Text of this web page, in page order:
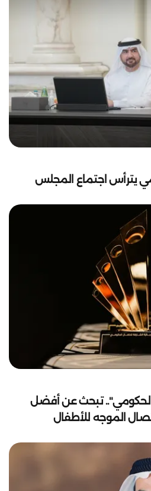
يترأس اجتماع المجلس
الحكومي".. تبحث عن أفضل
الموجه للأطفال